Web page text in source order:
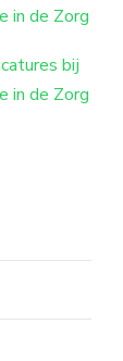
in de Zorg
bij
in de Zorg